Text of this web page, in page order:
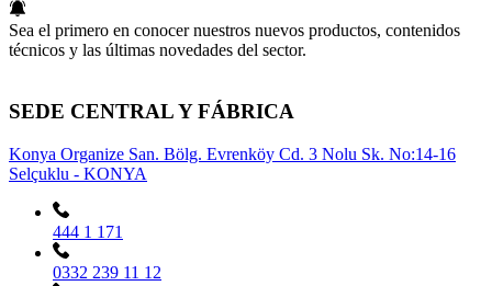
Sea el primero en conocer nuestros nuevos productos, contenidos
técnicos y las últimas novedades del sector.
SEDE CENTRAL Y FÁBRICA
Konya Organize San. Bölg. Evrenköy Cd. 3 Nolu Sk. No:14-16
Selçuklu - KONYA
444 1 171
0332 239 11 12